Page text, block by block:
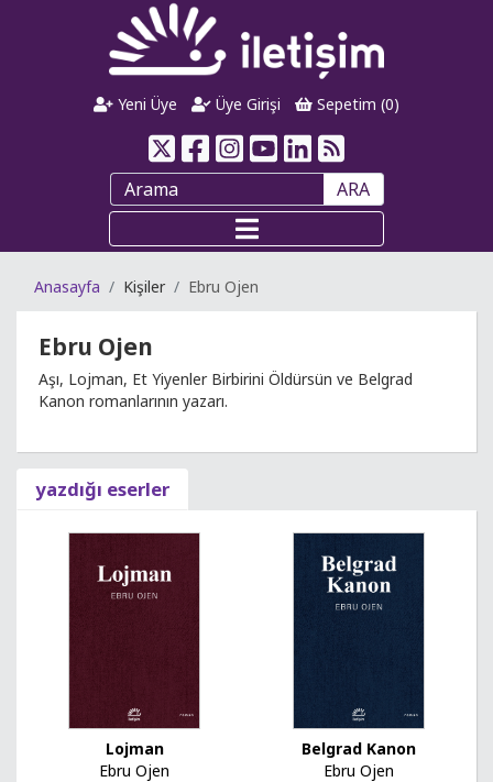
Yeni Üye Üye Girişi Sepetim (0)
ARA
Anasayfa Kişiler Ebru Ojen
Ebru Ojen
Aşı, Lojman, Et Yiyenler Birbirini Öldürsün ve Belgrad
Kanon romanlarının yazarı.
yazdığı eserler
Lojman
Ebru Ojen
Belgrad Kanon
Ebru Ojen